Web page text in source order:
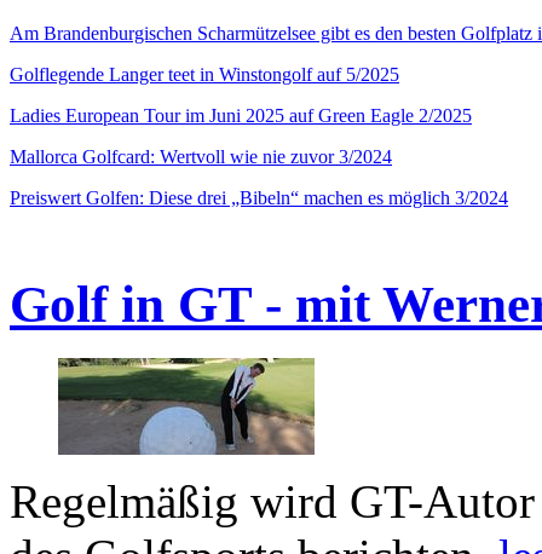
Am Brandenburgischen Scharmützelsee gibt es den besten
Golflegende Langer teet in Winstongolf auf 5/2025
Ladies European Tour im Juni 2025 auf Green Eagle 2/2025
Mallorca Golfcard: Wertvoll wie nie zuvor 3/2024
Preiswert Golfen: Diese drei „Bibeln“ machen es möglich 3/2024
Golf in GT - mit
Regelmäßig wird GT-